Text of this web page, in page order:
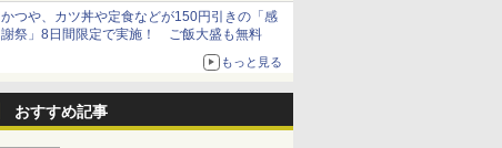
かつや、カツ丼や定食などが150円引きの「感
謝祭」8日間限定で実施！ ご飯大盛も無料
もっと見る
おすすめ記事